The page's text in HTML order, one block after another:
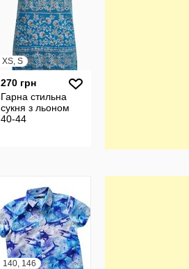
XS, S
270 грн
Гарна стильна
сукня з льоном
40-44
140, 146